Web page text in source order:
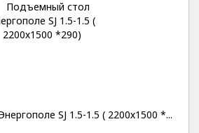
SJ 1.5-1.5 ( 2200х1500 *...